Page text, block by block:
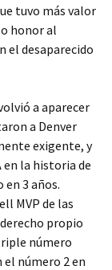
tuvo más valor
honor al
el desaparecido
a aparecer
a Denver
exigente, y
la historia de
3 años.
MVP de las
propio
número
número 2 en